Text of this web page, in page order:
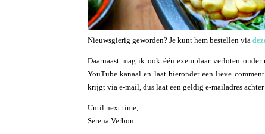
Nieuwsgierig geworden? Je kunt hem bestellen via
Daarnaast mag ik ook één exemplaar verloten
YouTube kanaal en laat hieronder een lieve
krijgt via e-mail, dus laat een geldig e-mailadres
Until next time,
Serena Verbon